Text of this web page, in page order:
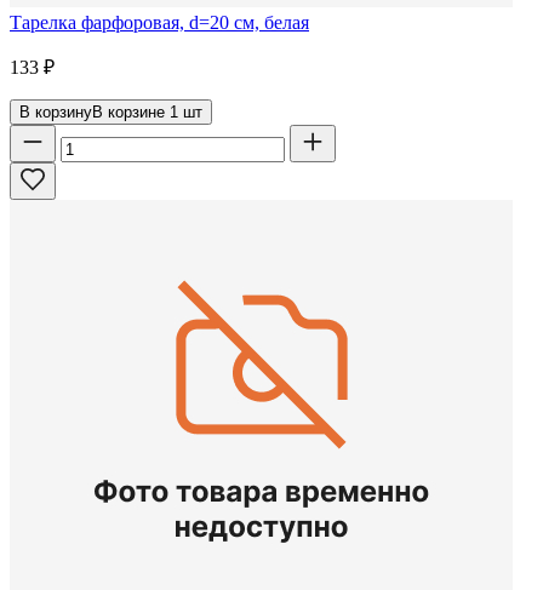
Тарелка фарфоровая, d=20 см, белая
133 ₽
В корзинуВ корзине 1 шт